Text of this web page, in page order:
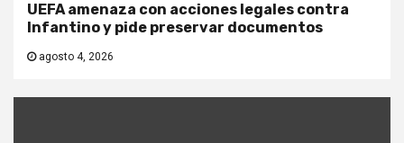
UEFA amenaza con acciones legales contra
Infantino y pide preservar documentos
agosto 4, 2026